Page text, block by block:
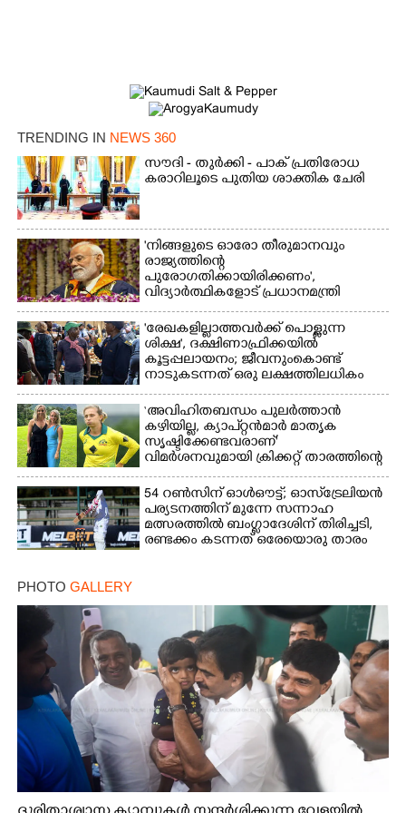
TRENDING IN NEWS 360
സൗദി - തുർക്കി - പാക് പ്രതിരോധ
കരാറിലൂടെ പുതിയ ശാക്തിക ചേരി
'നിങ്ങളുടെ ഓരോ തീരുമാനവും
രാജ്യത്തിന്റെ
പുരോഗതിക്കായിരിക്കണം',​
വിദ്യാർത്ഥികളോട് പ്രധാനമന്ത്രി
'രേഖകളില്ലാത്തവർക്ക് പൊള്ളുന്ന
ശിക്ഷ', ദക്ഷിണാഫ്രിക്കയിൽ
കൂട്ടപ്പലായനം; ജീവനുംകൊണ്ട്
നാടുകടന്നത് ഒരു ലക്ഷത്തിലധികം
പേർ
‘അവിഹിതബന്ധം പുലർത്താൻ
കഴിയില്ല,​ ക്യാപ്റ്റൻമാർ മാതൃക
സൃഷ്ടിക്കേണ്ടവരാണ്'
വിമർശനവുമായി ക്രിക്കറ്റ് താരത്തിന്റെ
ഭാര്യ
54 റൺസിന് ഓൾഔട്ട്; ഓസ്‌ട്രേലിയൻ
പര്യടനത്തിന് മുന്നേ സന്നാഹ
മത്സരത്തിൽ ബംഗ്ലാദേശിന് തിരിച്ചടി,
രണ്ടക്കം കടന്നത് ഒരേയൊരു താരം
PHOTO GALLERY